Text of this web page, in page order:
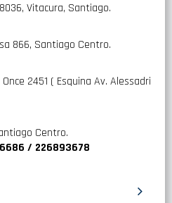
Vitacura, Santiago.
866, Santiago Centro.
2451 ( Esquina Av. Alessadri
Centro.
/ 226893678